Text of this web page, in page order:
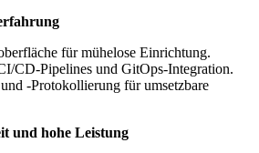
für mühelose Einrichtung.
CD-Pipelines und GitOps-Integration.
-Protokollierung für umsetzbare
und hohe Leistung